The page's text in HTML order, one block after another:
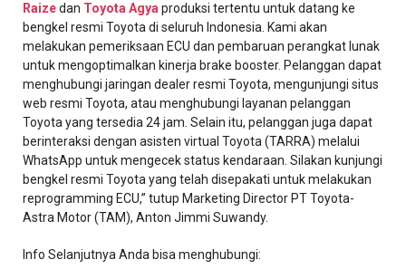
Raizedan Toyota Agya produksi tertentu untuk datang ke
bengkel resmi Toyota di seluruh Indonesia. Kami akan
melakukan pemeriksaan ECU dan pembaruan perangkat lunak
untuk mengoptimalkan kinerja brake booster. Pelanggan dapat
menghubungi jaringan dealer resmi Toyota, mengunjungi situs
web resmi Toyota, atau menghubungi layanan pelanggan
Toyota yang tersedia 24 jam. Selain itu, pelanggan juga dapat
berinteraksi dengan asisten virtual Toyota (TARRA) melalui
WhatsApp untuk mengecek status kendaraan. Silakan kunjungi
bengkel resmi Toyota yang telah disepakati untuk melakukan
reprogramming ECU,” tutup Marketing Director PT Toyota-
Astra Motor (TAM), Anton Jimmi Suwandy.
Info Selanjutnya Anda bisa menghubungi: